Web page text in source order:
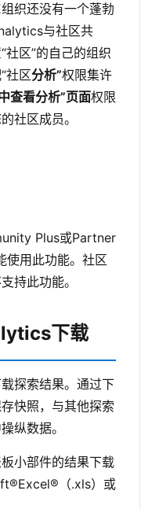
织还没有一个蓬勃
与社区共
社区”的自己的组织
社区分析”权限集许
查看分析”页面权限
社区成员。
Plus或Partner
使用此功能。社区
持此功能。
下载
探索结果。通过下
快照，与其他探索
纵数据。
小部件的结果下载
（.xls）或